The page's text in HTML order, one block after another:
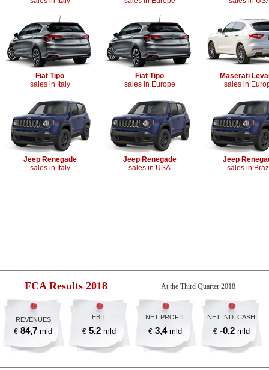
Fiat Tipo
sales in Italy
Jeep Renegade
sales in Italy
Fiat Tipo
sales in Europe
Jeep Renegade
sales in USA
Maserati
sales in
Jeep
sales in
FCA Results 2018 At the Third Quarter 2018
REVENUES
€ 84,7 mld
EBIT
€ 5,2 mld
NET PROFIT
€ 3,4 mld
NET IND. CASH
€-0,2 mld